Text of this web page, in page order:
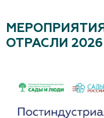
ОТРАСЛИ 2026